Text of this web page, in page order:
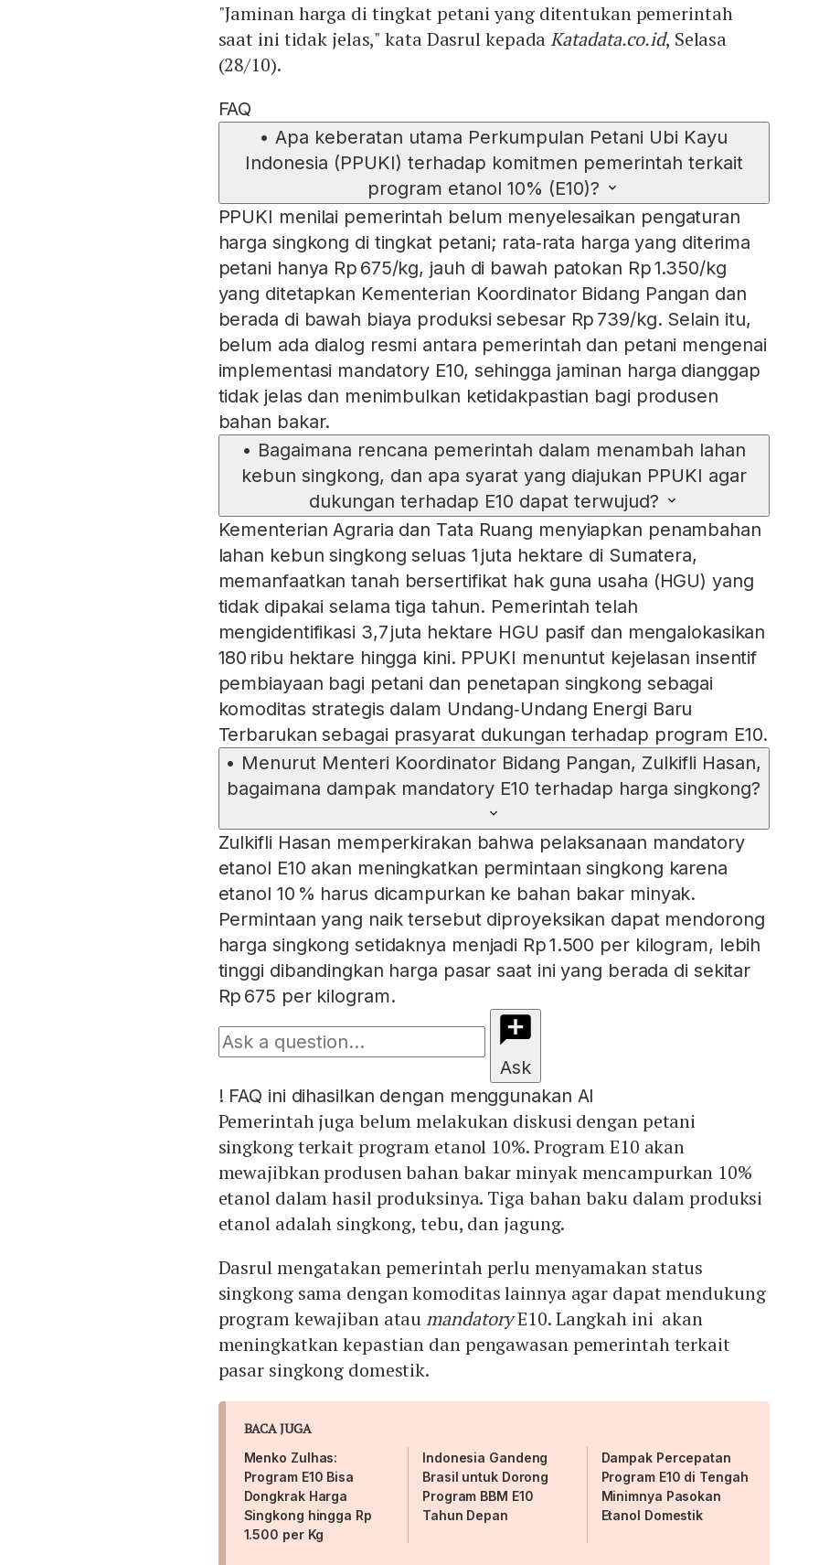
"Jaminan harga di tingkat petani yang ditentukan pemerintah
saat ini tidak jelas," kata Dasrul kepadaKatadata.co.id, Selasa
(28/10).
FAQ
• Apa keberatan utama Perkumpulan Petani Ubi Kayu
Indonesia (PPUKI) terhadap komitmen pemerintah terkait
program etanol 10% (E10)?
PPUKI menilai pemerintah belum menyelesaikan pengaturan
harga singkong di tingkat petani; rata‑rata harga yang diterima
petani hanya Rp 675/kg, jauh di bawah patokan Rp 1.350/kg
yang ditetapkan Kementerian Koordinator Bidang Pangan dan
berada di bawah biaya produksi sebesar Rp 739/kg. Selain itu,
belum ada dialog resmi antara pemerintah dan petani mengenai
implementasi mandatory E10, sehingga jaminan harga dianggap
tidak jelas dan menimbulkan ketidakpastian bagi produsen
bahan bakar.
• Bagaimana rencana pemerintah dalam menambah lahan
kebun singkong, dan apa syarat yang diajukan PPUKI agar
dukungan terhadap E10 dapat terwujud?
Kementerian Agraria dan Tata Ruang menyiapkan penambahan
lahan kebun singkong seluas 1 juta hektare di Sumatera,
memanfaatkan tanah bersertifikat hak guna usaha (HGU) yang
tidak dipakai selama tiga tahun. Pemerintah telah
mengidentifikasi 3,7 juta hektare HGU pasif dan mengalokasikan
180 ribu hektare hingga kini. PPUKI menuntut kejelasan insentif
pembiayaan bagi petani dan penetapan singkong sebagai
komoditas strategis dalam Undang‑Undang Energi Baru
Terbarukan sebagai prasyarat dukungan terhadap program E10.
• Menurut Menteri Koordinator Bidang Pangan, Zulkifli Hasan,
bagaimana dampak mandatory E10 terhadap harga singkong?
Zulkifli Hasan memperkirakan bahwa pelaksanaan mandatory
etanol E10 akan meningkatkan permintaan singkong karena
etanol 10 % harus dicampurkan ke bahan bakar minyak.
Permintaan yang naik tersebut diproyeksikan dapat mendorong
harga singkong setidaknya menjadi Rp 1.500 per kilogram, lebih
tinggi dibandingkan harga pasar saat ini yang berada di sekitar
Rp 675 per kilogram.
Ask
! FAQ ini dihasilkan dengan menggunakan AI
Pemerintah juga belum melakukan diskusi dengan petani
singkong terkait program etanol 10%. Program E10 akan
mewajibkan produsen bahan bakar minyak mencampurkan 10%
etanol dalam hasil produksinya. Tiga bahan baku dalam produksi
etanol adalah singkong, tebu, dan jagung.
Dasrul mengatakan pemerintah perlu menyamakan status
singkong sama dengan komoditas lainnya agar dapat mendukung
program kewajiban ataumandatoryE10. Langkah ini akan
meningkatkan kepastian dan pengawasan pemerintah terkait
pasar singkong domestik.
BACA JUGA
Menko Zulhas:
Program E10 Bisa
Dongkrak Harga
Singkong hingga Rp
1.500 per Kg
Indonesia Gandeng
Brasil untuk Dorong
Program BBM E10
Tahun Depan
Dampak Percepatan
Program E10 di Tengah
Minimnya Pasokan
Etanol Domestik